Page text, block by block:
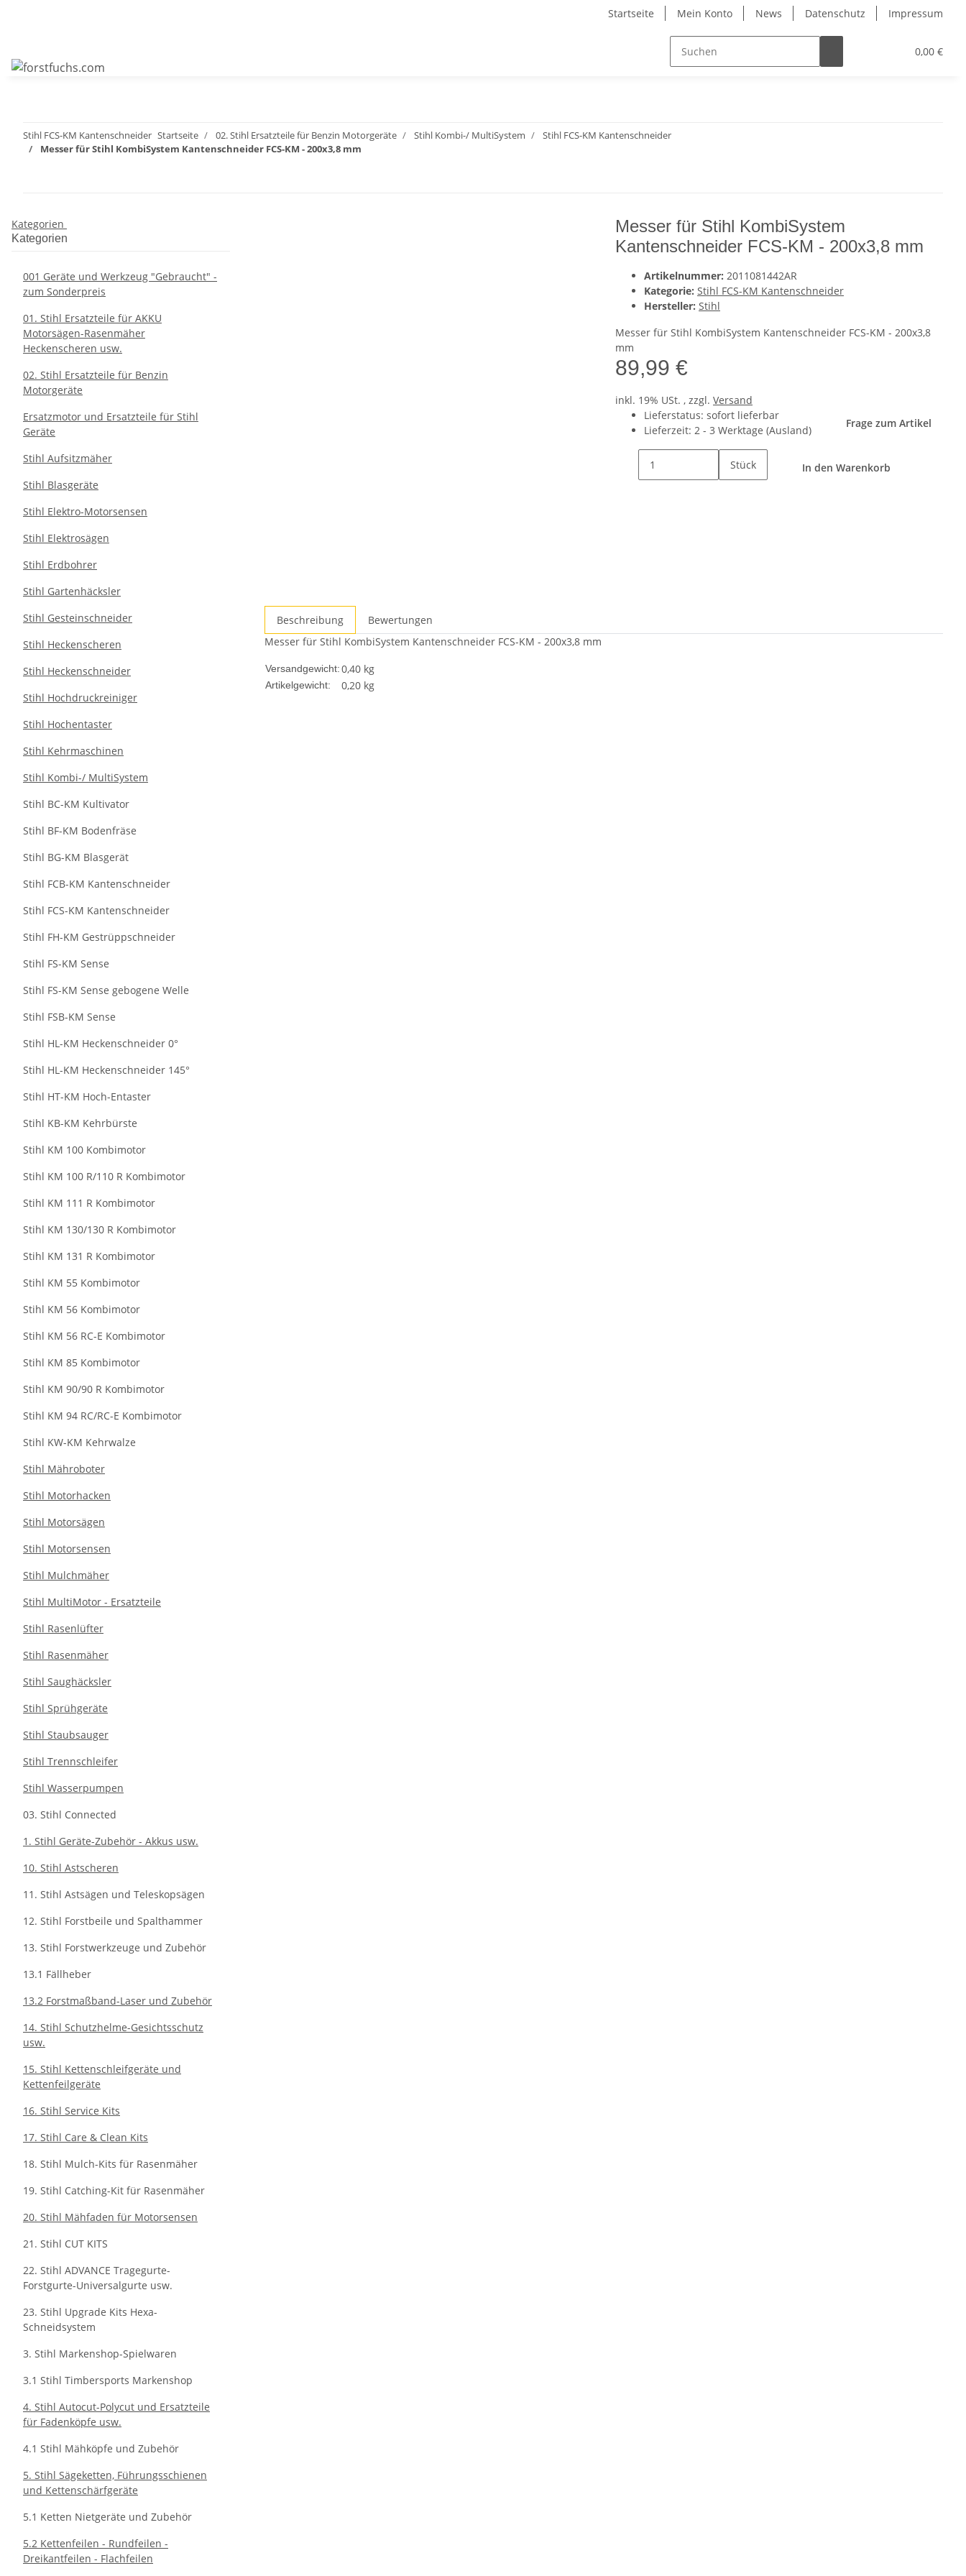
Startseite Mein Konto News Datenschutz Impressum
0,00 €
Stihl FCS-KM Kantenschneider Startseite 02. Stihl Ersatzteile für Benzin Motorgeräte Stihl Kombi-/ MultiSystem
Stihl FCS-KM Kantenschneider
Messer für Stihl KombiSystem Kantenschneider FCS-KM - 200x3,8 mm
Messer für Stihl KombiSystem
Kantenschneider FCS-KM - 200x3,8 mm
Artikelnummer: 2011081442AR
Kategorie: Stihl FCS-KM Kantenschneider
Hersteller: Stihl
Messer für Stihl KombiSystem Kantenschneider FCS-KM - 200x3,8
mm
89,99 €
inkl. 19% USt. , zzgl. Versand
Lieferstatus: sofort lieferbar
Lieferzeit: 2 - 3 Werktage (Ausland)
Frage zum Artikel
Stück In den Warenkorb
Beschreibung
Bewertungen
Messer für Stihl KombiSystem Kantenschneider FCS-KM - 200x3,8 mm
Versandgewicht:0,40 kg
Artikelgewicht: 0,20 kg
Kategorien
Kategorien
001 Geräte und Werkzeug "Gebraucht" -
zum Sonderpreis
01. Stihl Ersatzteile für AKKU
Motorsägen-Rasenmäher
Heckenscheren usw.
02. Stihl Ersatzteile für Benzin
Motorgeräte
Ersatzmotor und Ersatzteile für Stihl
Geräte
Stihl Aufsitzmäher
Stihl Blasgeräte
Stihl Elektro-Motorsensen
Stihl Elektrosägen
Stihl Erdbohrer
Stihl Gartenhäcksler
Stihl Gesteinschneider
Stihl Heckenscheren
Stihl Heckenschneider
Stihl Hochdruckreiniger
Stihl Hochentaster
Stihl Kehrmaschinen
Stihl Kombi-/ MultiSystem
Stihl BC-KM Kultivator
Stihl BF-KM Bodenfräse
Stihl BG-KM Blasgerät
Stihl FCB-KM Kantenschneider
Stihl FCS-KM Kantenschneider
Stihl FH-KM Gestrüppschneider
Stihl FS-KM Sense
Stihl FS-KM Sense gebogene Welle
Stihl FSB-KM Sense
Stihl HL-KM Heckenschneider 0°
Stihl HL-KM Heckenschneider 145°
Stihl HT-KM Hoch-Entaster
Stihl KB-KM Kehrbürste
Stihl KM 100 Kombimotor
Stihl KM 100 R/110 R Kombimotor
Stihl KM 111 R Kombimotor
Stihl KM 130/130 R Kombimotor
Stihl KM 131 R Kombimotor
Stihl KM 55 Kombimotor
Stihl KM 56 Kombimotor
Stihl KM 56 RC-E Kombimotor
Stihl KM 85 Kombimotor
Stihl KM 90/90 R Kombimotor
Stihl KM 94 RC/RC-E Kombimotor
Stihl KW-KM Kehrwalze
Stihl Mähroboter
Stihl Motorhacken
Stihl Motorsägen
Stihl Motorsensen
Stihl Mulchmäher
Stihl MultiMotor - Ersatzteile
Stihl Rasenlüfter
Stihl Rasenmäher
Stihl Saughäcksler
Stihl Sprühgeräte
Stihl Staubsauger
Stihl Trennschleifer
Stihl Wasserpumpen
03. Stihl Connected
1. Stihl Geräte-Zubehör - Akkus usw.
10. Stihl Astscheren
11. Stihl Astsägen und Teleskopsägen
12. Stihl Forstbeile und Spalthammer
13. Stihl Forstwerkzeuge und Zubehör
13.1 Fällheber
13.2 Forstmaßband-Laser und Zubehör
14. Stihl Schutzhelme-Gesichtsschutz
usw.
15. Stihl Kettenschleifgeräte und
Kettenfeilgeräte
16. Stihl Service Kits
17. Stihl Care & Clean Kits
18. Stihl Mulch-Kits für Rasenmäher
19. Stihl Catching-Kit für Rasenmäher
20. Stihl Mähfaden für Motorsensen
21. Stihl CUT KITS
22. Stihl ADVANCE Tragegurte-
Forstgurte-Universalgurte usw.
23. Stihl Upgrade Kits Hexa-
Schneidsystem
3. Stihl Markenshop-Spielwaren
3.1 Stihl Timbersports Markenshop
4. Stihl Autocut-Polycut und Ersatzteile
für Fadenköpfe usw.
4.1 Stihl Mähköpfe und Zubehör
5. Stihl Sägeketten, Führungsschienen
und Kettenschärfgeräte
5.1 Ketten Nietgeräte und Zubehör
5.2 Kettenfeilen - Rundfeilen -
Dreikantfeilen - Flachfeilen